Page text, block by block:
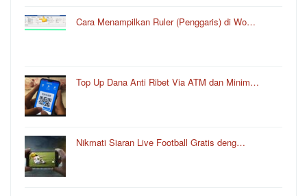
Cara Menampilkan Ruler (Penggaris) di Wo…
Top Up Dana Anti Ribet Via ATM dan Minim…
Nikmati Siaran Live Football Gratis deng…